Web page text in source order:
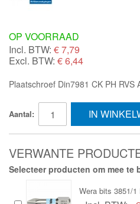
OP VOORRAAD
Incl. BTW: €7,79
Excl. BTW: € 6,44
Plaatschroef Din7981 CK PH RVS
Aantal: IN
VERWANTE
Selecteer producten om mee te
Wera bits 3851/